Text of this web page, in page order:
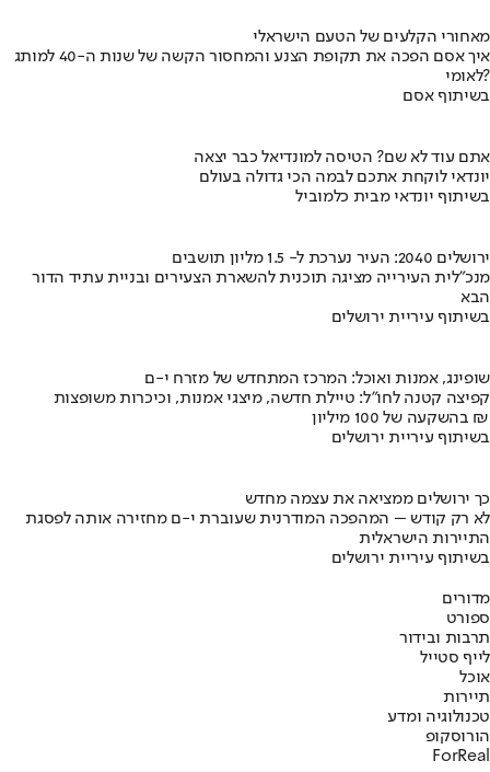
מאחורי הקלעים של הטעם הישראלי
איך אסם הפכה את תקופת הצנע והמחסור הקשה של שנות ה-40 למותג
לאומי?
בשיתוף אסם
אתם עוד לא שם? הטיסה למונדיאל כבר יצאה
יונדאי לוקחת אתכם לבמה הכי גדולה בעולם
בשיתוף יונדאי מבית כלמוביל
ירושלים 2040: העיר נערכת ל- 1.5 מליון תושבים
מנכ"לית העירייה מציגה תוכנית להשארת הצעירים ובניית עתיד הדור
הבא
בשיתוף עיריית ירושלים
שופינג, אמנות ואוכל: המרכז המתחדש של מזרח י-ם
קפיצה קטנה לחו"ל: טיילת חדשה, מיצגי אמנות, וכיכרות משופצות
בהשקעה של 100 מיליון ₪
בשיתוף עיריית ירושלים
כך ירושלים ממציאה את עצמה מחדש
לא רק קודש – המהפכה המודרנית שעוברת י-ם מחזירה אותה לפסגת
התיירות הישראלית
בשיתוף עיריית ירושלים
מדורים
ספורט
תרבות ובידור
לייף סטייל
אוכל
תיירות
טכנולוגיה ומדע
הורוסקופ
ForReal